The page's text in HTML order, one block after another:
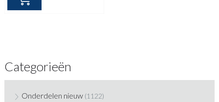
Categorieën
Onderdelen nieuw (1122)